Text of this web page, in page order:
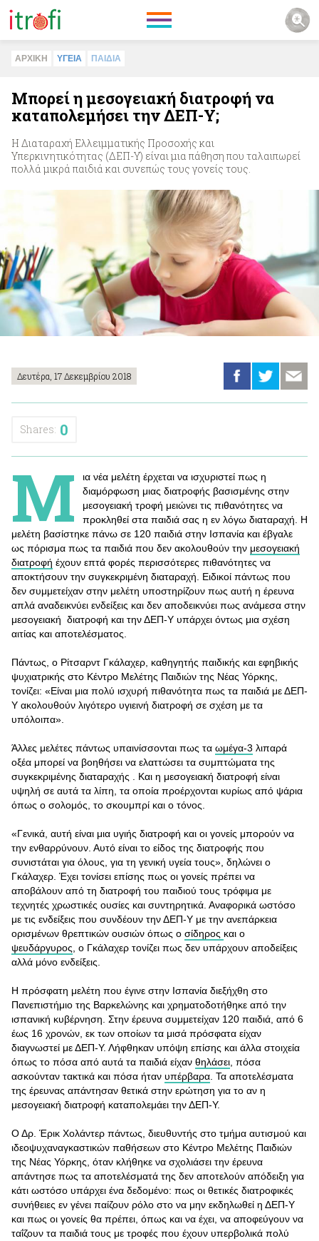
ΑΡΧΙΚΗ ΥΓΕΙΑ ΠΑΙΔΙA
Μπορεί η μεσογειακή διατροφή να
καταπολεμήσει την ΔΕΠ-Υ;
H Διαταραχή Ελλειμματικής Προσοχής και
Υπερκινητικότητας (ΔΕΠ-Υ) είναι μια πάθηση που ταλαιπωρεί
πολλά μικρά παιδιά και συνεπώς τους γονείς τους.
Δευτέρα, 17 Δεκεμβρίου 2018
Shares: 0
Μ
ια νέα μελέτη έρχεται να ισχυριστεί πως η
διαμόρφωση μιας διατροφής βασισμένης στην
μεσογειακή τροφή μειώνει τις πιθανότητες να
προκληθεί στα παιδιά σας η εν λόγω διαταραχή. Η
μελέτη βασίστηκε πάνω σε 120 παιδιά στην Ισπανία και έβγαλε
ως πόρισμα πως τα παιδιά που δεν ακολουθούν την μεσογειακή
διατροφή έχουν επτά φορές περισσότερες πιθανότητες να
αποκτήσουν την συγκεκριμένη διαταραχή. Ειδικοί πάντως που
δεν συμμετείχαν στην μελέτη υποστηρίζουν πως αυτή η έρευνα
απλά αναδεικνύει ενδείξεις και δεν αποδεικνύει πως ανάμεσα στην
μεσογειακή διατροφή και την ΔΕΠ-Υ υπάρχει όντως μια σχέση
αιτίας και αποτελέσματος.
Πάντως, ο Ρίτσαρντ Γκάλαχερ, καθηγητής παιδικής και εφηβικής
ψυχιατρικής στο Κέντρο Μελέτης Παιδιών της Νέας Υόρκης,
τονίζει: «Είναι μια πολύ ισχυρή πιθανότητα πως τα παιδιά με ΔΕΠ-
Υ ακολουθούν λιγότερο υγιεινή διατροφή σε σχέση με τα
υπόλοιπα».
Άλλες μελέτες πάντως υπαινίσσονται πως τα ωμέγα-3 λιπαρά
οξέα μπορεί να βοηθήσει να ελαττώσει τα συμπτώματα της
συγκεκριμένης διαταραχής . Και η μεσογειακή διατροφή είναι
υψηλή σε αυτά τα λίπη, τα οποία προέρχονται κυρίως από ψάρια
όπως ο σολομός, το σκουμπρί και ο τόνος.
«Γενικά, αυτή είναι μια υγιής διατροφή και οι γονείς μπορούν να
την ενθαρρύνουν. Αυτό είναι το είδος της διατροφής που
συνιστάται για όλους, για τη γενική υγεία τους», δηλώνει ο
Γκάλαχερ. Έχει τονίσει επίσης πως οι γονείς πρέπει να
αποβάλουν από τη διατροφή του παιδιού τους τρόφιμα με
τεχνητές χρωστικές ουσίες και συντηρητικά. Αναφορικά ωστόσο
με τις ενδείξεις που συνδέουν την ΔΕΠ-Υ με την ανεπάρκεια
ορισμένων θρεπτικών ουσιών όπως ο σίδηρος και ο
ψευδάργυρος , ο Γκάλαχερ τονίζει πως δεν υπάρχουν αποδείξεις
αλλά μόνο ενδείξεις.
Η πρόσφατη μελέτη που έγινε στην Ισπανία διεξήχθη στο
Πανεπιστήμιο της Βαρκελώνης και χρηματοδοτήθηκε από την
ισπανική κυβέρνηση. Στην έρευνα συμμετείχαν 120 παιδιά, από 6
έως 16 χρονών, εκ των οποίων τα μισά πρόσφατα είχαν
διαγνωστεί με ΔΕΠ-Υ. Λήφθηκαν υπόψη επίσης και άλλα στοιχεία
όπως το πόσα από αυτά τα παιδιά είχαν θηλάσει , πόσα
ασκούνταν τακτικά και πόσα ήταν υπέρβαρα . Τα αποτελέσματα
της έρευνας απάντησαν θετικά στην ερώτηση για το αν η
μεσογειακή διατροφή καταπολεμάει την ΔΕΠ-Υ.
Ο Δρ. Έρικ Χολάντερ πάντως, διευθυντής στο τμήμα αυτισμού και
ιδεοψυχαναγκαστικών παθήσεων στο Κέντρο Μελέτης Παιδιών
της Νέας Υόρκης, όταν κλήθηκε να σχολιάσει την έρευνα
απάντησε πως τα αποτελέσματά της δεν αποτελούν απόδειξη για
κάτι ωστόσο υπάρχει ένα δεδομένο: πως οι θετικές διατροφικές
συνήθειες εν γένει παίζουν ρόλο στο να μην εκδηλωθεί η ΔΕΠ-Υ
και πως οι γονείς θα πρέπει, όπως και να έχει, να αποφεύγουν να
ταΐζουν τα παιδιά τους με τροφές που έχουν υπερβολικά πολύ